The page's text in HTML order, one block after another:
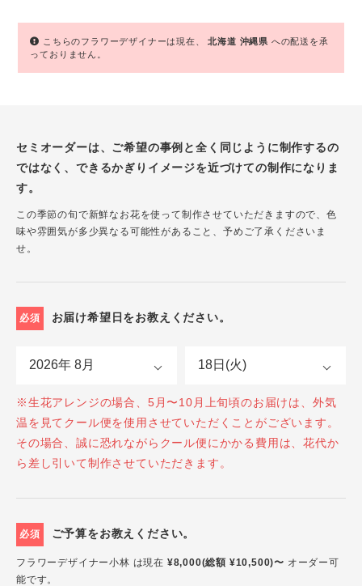
こちらのフラワーデザイナーは現在、北海道 沖縄県 への配送を承
っておりません。
セミオーダーは、ご希望の事例と全く同じように制作するの
ではなく、できるかぎりイメージを近づけての制作になりま
す。
この季節の旬で新鮮なお花を使って制作させていただきますので、色
味や雰囲気が多少異なる可能性があること、予めご了承くださいま
せ。
必須 お届け希望日をお教えください。
※生花アレンジの場合、5月〜10月上旬頃のお届けは、外気
温を見てクール便を使用させていただくことがございます。
その場合、誠に恐れながらクール便にかかる費用は、花代か
ら差し引いて制作させていただきます。
必須 ご予算をお教えください。
フラワーデザイナー小林 は現在 ¥8,000(総額 ¥10,500)〜 オーダー可
能です。